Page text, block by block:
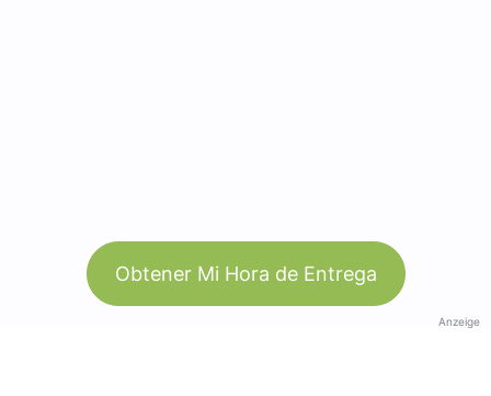
Obtener Mi Hora de Entrega
Anzeige